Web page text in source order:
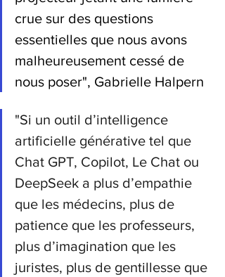
crue sur des questions
essentielles que nous avons
malheureusement cessé de
nous poser", Gabrielle Halpern
"Si un outil d’intelligence
artificielle générative tel que
Chat GPT, Copilot, Le Chat ou
DeepSeek a plus d’empathie
que les médecins, plus de
patience que les professeurs,
plus d’imagination que les
juristes, plus de gentillesse que